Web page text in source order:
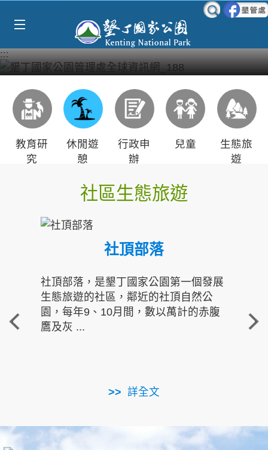
:::
教育研
究
休閒遊
憩
行政申
辦
兒童
生態旅
遊
社區生態旅遊
社頂部落
社頂部落，是墾丁國家公園第一個發展
生態旅遊的社區，鄰近的社頂自然公
園，每年9、10月間，數以萬計的赤腹
鷹及灰 ...
詳全文
重
走進